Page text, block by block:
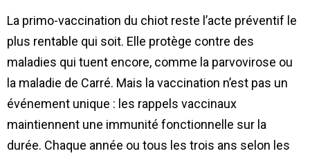
La primo-vaccination du chiot reste l’acte préventif le
plus rentable qui soit. Elle protège contre des
maladies qui tuent encore, comme la parvovirose ou
la maladie de Carré. Mais la vaccination n’est pas un
événement unique : les rappels vaccinaux
maintiennent une immunité fonctionnelle sur la
durée. Chaque année ou tous les trois ans selon les